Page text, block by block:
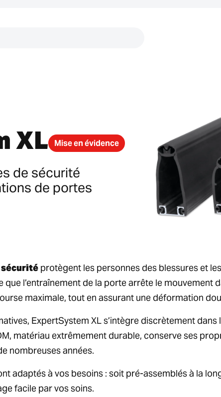
XL Mise en évidence
de sécurité
de portes
protègent les personnes des blessures et
que l’entraînement de la porte arrête le mouvement
maximale, tout en assurant une déformation
ExpertSystem XL s’intègre discrètement
matériau extrêmement durable, conserve ses
nombreuses années.
adaptés à vos besoins : soit pré-assemblés à la
facile par vos soins.